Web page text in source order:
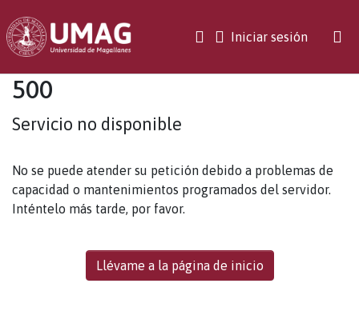
Iniciar sesión(current)
500
Servicio no disponible
No se puede atender su petición debido a problemas de
capacidad o mantenimientos programados del servidor.
Inténtelo más tarde, por favor.
Llévame a la página de inicio